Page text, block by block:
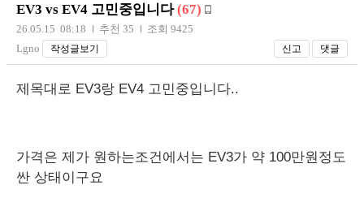
장착시공사진
EV3 vs EV4 고민중입니다 (67)
26.05.15 08:18 추천 35
조회 9425
Lgno
작성글보기 신고 댓글
제목대로 EV3랑 EV4 고민중입니다..
가격은 제가 원하는조건에서는 EV3가 약 100만원정도
싼 상태이구요